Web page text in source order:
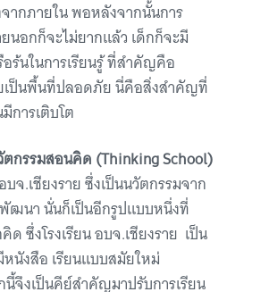
ากภายใน พอหลังจากนั้นการ
นอกก็จะไม่ยากแล้ว เด็กก็จะมี
ร้นในการเรียนรู้ ที่สำคัญคือ
ยเป็นพื้นที่ปลอดภัย นี่คือสิ่งสำคัญที่
การเติบโต
กรรมสอนคิด (Thinking School)
บจ.เชียงราย ซึ่งเป็นนวัตกรรมจาก
ฒนา นั่นก็เป็นอีกรูปแบบหนึ่งที่
ด ซึ่งโรงเรียน อบจ.เชียงราย เป็น
หนังสือ เรียนแบบสมัยใหม่
จึงเป็นคีย์สำคัญมาปรับการเรียน